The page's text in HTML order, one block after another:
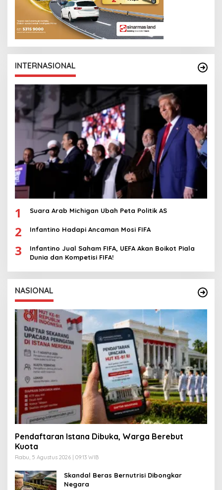
INTERNASIONAL
1 Suara Arab Michigan Ubah Peta Politik AS
2 Infantino Hadapi Ancaman Mosi FIFA
3
Infantino Jual Saham FIFA, UEFA Akan Boikot Piala
Dunia dan Kompetisi FIFA!
NASIONAL
Pendaftaran Istana Dibuka, Warga Berebut
Kuota
Rabu, 5 Agustus 2026 | 09:13 WIB
Skandal Beras Bernutrisi Dibongkar
Negara